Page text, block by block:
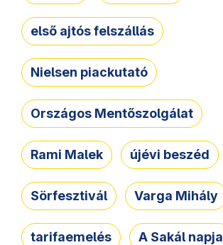
első ajtós felszállás
Nielsen piackutató
Országos Mentőszolgálat
Rami Malek újévi beszéd
Sörfesztivál Varga Mihály
tarifaemelés A Sakál napja